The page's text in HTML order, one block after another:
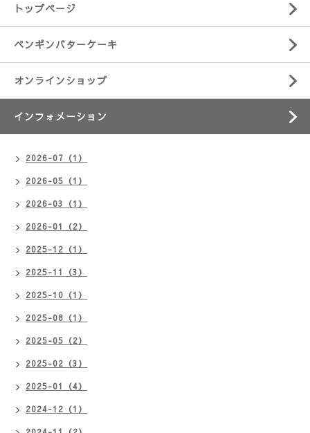
トップページ
ペンギンバターケーキ
オンラインショップ
インフォメーション
2026-07（1）
2026-05（1）
2026-03（1）
2026-01（2）
2025-12（1）
2025-11（3）
2025-10（1）
2025-08（1）
2025-05（2）
2025-02（3）
2025-01（4）
2024-12（1）